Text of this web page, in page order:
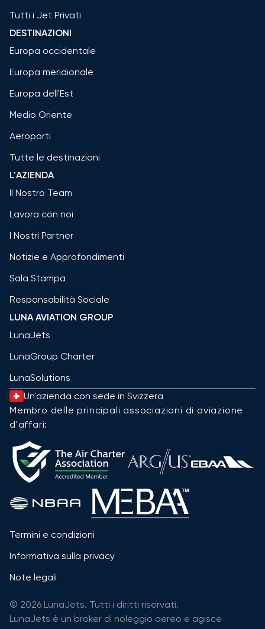
Tutti i Jet Privati
DESTINAZIONI
Europa occidentale
Europa meridionale
Europa dell'Est
Medio Oriente
Aeroporti
Tutte le destinazioni
L'AZIENDA
Il Nostro Team
Lavora con noi
I Nostri Partner
Notizie e Approfondimenti
Sala Stampa
Responsabilità Sociale
LUNA AVIATION GROUP
LunaJets
LunaGroup Charter
LunaSolutions
Un'azienda con sede in Svizzera
Membro delle principali associazioni di aviazione
d'affari:
Termini e condizioni
Informativa sulla privacy
Note legali
© 2026 LunaJets. Tutti i diritti riservati.
LunaJets è un broker di noleggio aereo e agisce